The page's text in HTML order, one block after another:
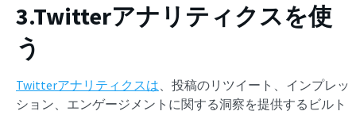
3.Twitterアナリティクスを使
う
Twitterアナリティクスは、投稿のリツイート、インプレッ
ション、エンゲージメントに関する洞察を提供するビルト